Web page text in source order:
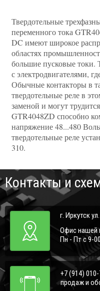
Твердотельные
переменного тока
DC имеют широкое
областях
большие пусковые
с электродвигателями,
Обычные контакторы в
твердотельные реле в
заменой и могут
GTR4048ZD способно
напряжение 48...480
твердотельные реле
310.
Контакты и
г. Иркутск
Офис нашей
Пн - Пт с 9-
+7 (914)
продаж и